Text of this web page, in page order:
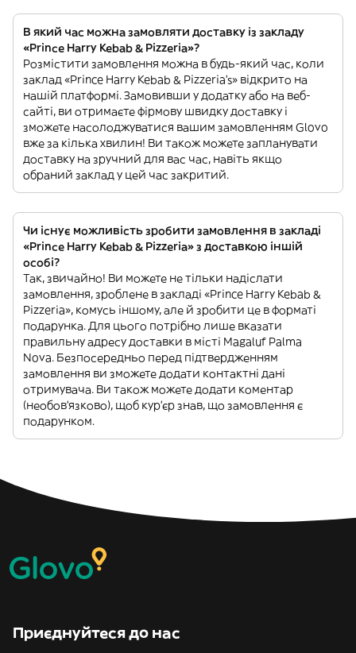
В який час можна замовляти доставку із закладу
«Prince Harry Kebab & Pizzeria»?
Розмістити замовлення можна в будь-який час, коли
заклад «Prince Harry Kebab & Pizzeria’s» відкрито на
нашій платформі. Замовивши у додатку або на веб-
сайті, ви отримаєте фірмову швидку доставку і
зможете насолоджуватися вашим замовленням Glovo
вже за кілька хвилин! Ви також можете запланувати
доставку на зручний для вас час, навіть якщо
обраний заклад у цей час закритий.
Чи існує можливість зробити замовлення в закладі
«Prince Harry Kebab & Pizzeria» з доставкою іншій
особі?
Так, звичайно! Ви можете не тільки надіслати
замовлення, зроблене в закладі «Prince Harry Kebab &
Pizzeria», комусь іншому, але й зробити це в форматі
подарунка. Для цього потрібно лише вказати
правильну адресу доставки в місті Magaluf Palma
Nova. Безпосередньо перед підтвердженням
замовлення ви зможете додати контактні дані
отримувача. Ви також можете додати коментар
(необов'язково), щоб кур'єр знав, що замовлення є
подарунком.
Приєднуйтеся до нас